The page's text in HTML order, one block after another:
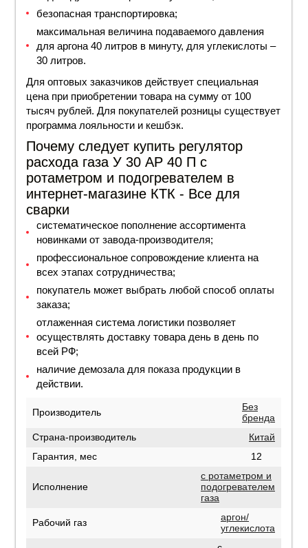
безопасная транспортировка;
максимальная величина подаваемого давления
для аргона 40 литров в минуту, для углекислоты –
30 литров.
Для оптовых заказчиков действует специальная
цена при приобретении товара на сумму от 100
тысяч рублей. Для покупателей розницы существует
программа лояльности и кешбэк.
Почему следует купить регулятор
расхода газа У 30 АР 40 П с
ротаметром и подогревателем в
интернет-магазине КТК - Все для
сварки
систематическое пополнение ассортимента
новинками от завода-производителя;
профессиональное сопровождение клиента на
всех этапах сотрудничества;
покупатель может выбрать любой способ оплаты
заказа;
отлаженная система логистики позволяет
осуществлять доставку товара день в день по
всей РФ;
наличие демозала для показа продукции в
действии.
Производитель
Без
бренда
Страна-производитель
Китай
Гарантия, мес
12
Исполнение
с ротаметром и
подогревателем
газа
Рабочий газ
аргон/
углекислота